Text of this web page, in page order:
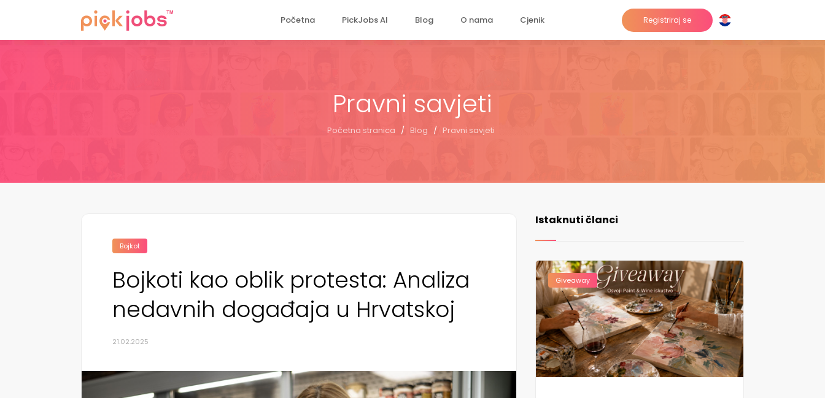
Početna PickJobs AI Blog O nama Cjenik Registriraj se
Pravni savjeti
Početna stranica / Blog / Pravni savjeti
Bojkot
Bojkoti kao oblik protesta: Analiza
nedavnih događaja u Hrvatskoj
21.02.2025
Istaknuti članci
Giveaway